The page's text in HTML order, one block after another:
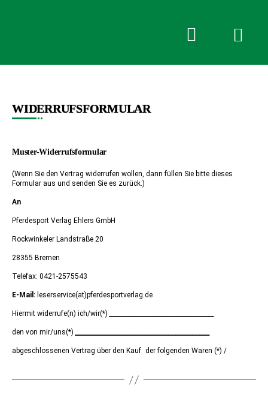
Ehlers
WIDERRUFSFORMULAR
Muster-Widerrufsformular
(Wenn Sie den Vertrag widerrufen wollen, dann füllen Sie bitte dieses
Formular aus und senden Sie es zurück.)
An
Pferdesport Verlag Ehlers GmbH
Rockwinkeler Landstraße 20
28355 Bremen
Telefax: 0421-2575543
E-Mail: leserservice(at)pferdesportverlag.de
Hiermit widerrufe(n) ich/wir(*)
den von mir/uns(*)
abgeschlossenen Vertrag über den Kauf der folgenden Waren (*) /